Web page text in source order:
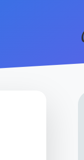
https://ilbet.online/